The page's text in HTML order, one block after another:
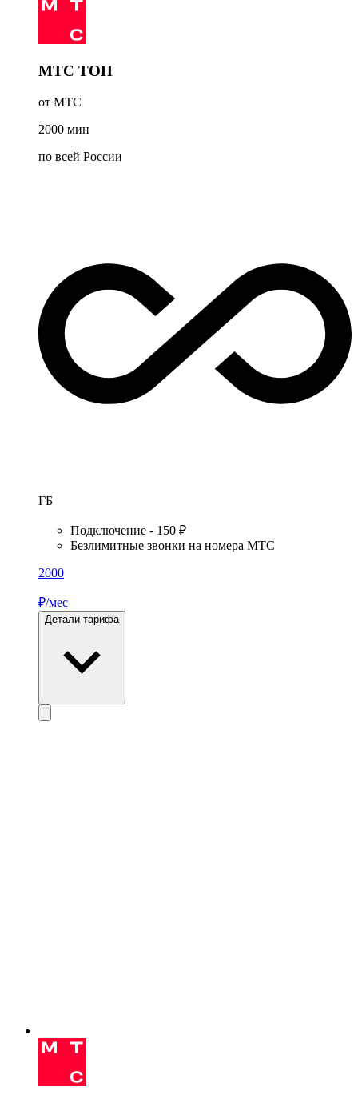
МТС ТОП
от МТС
2000 мин
по всей России
ГБ
Подключение - 150 ₽
Безлимитные звонки на номера МТС
2000
₽/мес
Детали тарифа